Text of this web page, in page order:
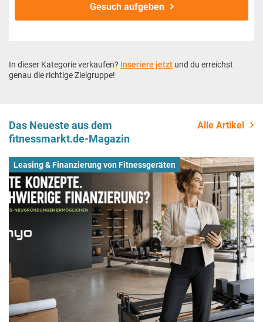
Gesuch aufgeben
In dieser Kategorie verkaufen? Inseriere jetzt und du erreichst
genau die richtige Zielgruppe!
Das Neueste aus dem
fitnessmarkt.de-Magazin
Alle Artikel
Leasing & Finanzierung von Fitnessgeräten